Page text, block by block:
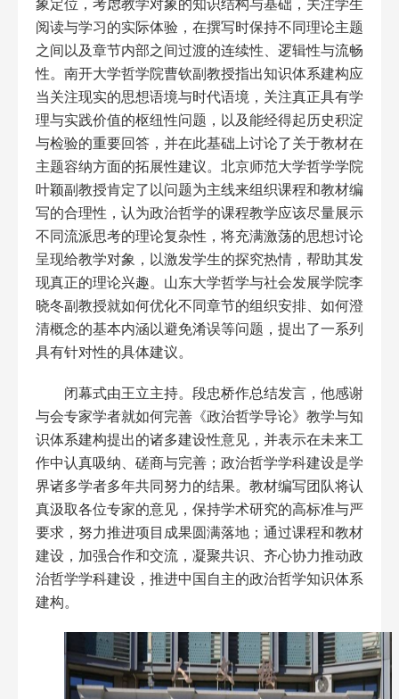
象定位，考虑教学对象的知识结构与基础，关注学生
阅读与学习的实际体验，在撰写时保持不同理论主题
之间以及章节内部之间过渡的连续性、逻辑性与流畅
性。南开大学哲学院曹钦副教授指出知识体系建构应
当关注现实的思想语境与时代语境，关注真正具有学
理与实践价值的枢纽性问题，以及能经得起历史积淀
与检验的重要回答，并在此基础上讨论了关于教材在
主题容纳方面的拓展性建议。北京师范大学哲学学院
叶颖副教授肯定了以问题为主线来组织课程和教材编
写的合理性，认为政治哲学的课程教学应该尽量展示
不同流派思考的理论复杂性，将充满激荡的思想讨论
呈现给教学对象，以激发学生的探究热情，帮助其发
现真正的理论兴趣。山东大学哲学与社会发展学院李
晓冬副教授就如何优化不同章节的组织安排、如何澄
清概念的基本内涵以避免淆误等问题，提出了一系列
具有针对性的具体建议。
闭幕式由王立主持。段忠桥作总结发言，他感谢
与会专家学者就如何完善《政治哲学导论》教学与知
识体系建构提出的诸多建设性意见，并表示在未来工
作中认真吸纳、磋商与完善；政治哲学学科建设是学
界诸多学者多年共同努力的结果。教材编写团队将认
真汲取各位专家的意见，保持学术研究的高标准与严
要求，努力推进项目成果圆满落地；通过课程和教材
建设，加强合作和交流，凝聚共识、齐心协力推动政
治哲学学科建设，推进中国自主的政治哲学知识体系
建构。